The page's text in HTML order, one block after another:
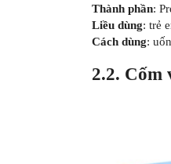
Thành phần:
Liều dùng: trẻ
Cách dùng:
2.2. Cốm